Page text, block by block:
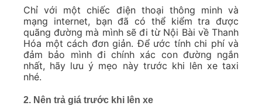
Chỉ với một chiếc điện thoại thông minh và
mạng internet, bạn đã có thể kiểm tra được
quãng đường mà mình sẽ đi từ Nội Bài về Thanh
Hóa một cách đơn giản. Để ước tính chi phí và
đảm bảo mình đi chính xác con đường ngắn
nhất, hãy lưu ý mẹo này trước khi lên xe taxi
nhé.
2. Nên trả giá trước khi lên xe